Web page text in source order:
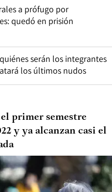
a prófugo por
quedó en prisión
serán los integrantes
los últimos nudos
primer semestre
y ya alcanzan casi el